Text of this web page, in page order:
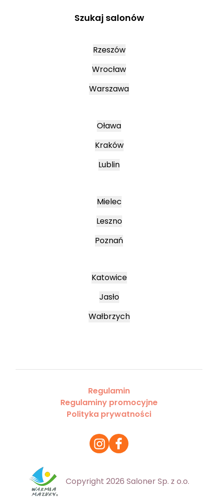
Szukaj salonów
Rzeszów
Wrocław
Warszawa
Oława
Kraków
Lublin
Mielec
Leszno
Poznań
Katowice
Jasło
Wałbrzych
Regulamin
Regulaminy promocyjne
Polityka prywatności
Copyright 2026 Saloner Sp. z o.o.